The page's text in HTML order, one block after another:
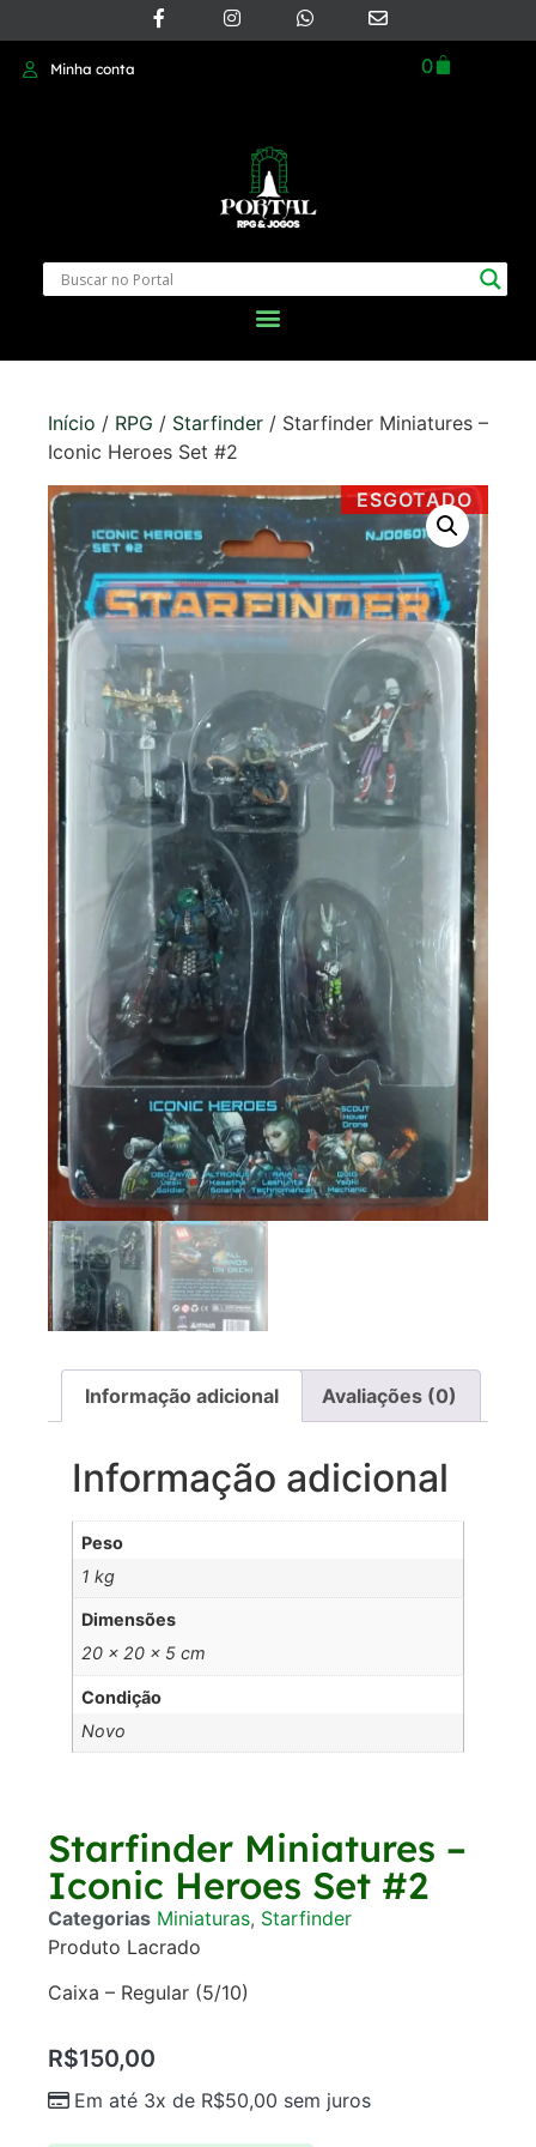
Minha conta 0
Início / RPG / Starfinder / Starfinder Miniatures –
Iconic Heroes Set #2
ESGOTADO
Informação adicional Avaliações (0)
Informação adicional
Peso
1 kg
Dimensões
20 × 20 × 5 cm
Condição
Novo
Starfinder Miniatures –
Iconic Heroes Set #2
Categorias Miniaturas, Starfinder
Produto Lacrado
Caixa – Regular (5/10)
R$150,00
Em até 3x de R$50,00 sem juros